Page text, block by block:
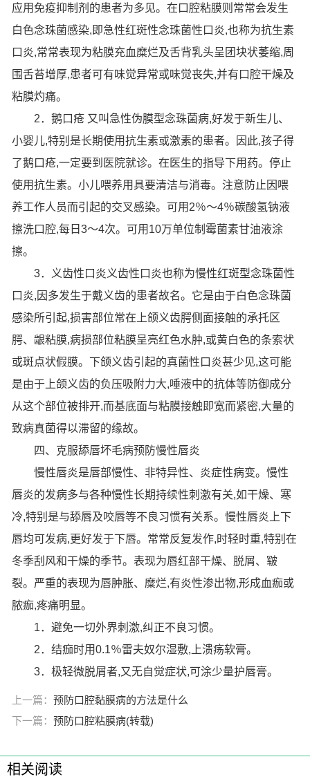
应用免疫抑制剂的患者为多见。在口腔粘膜则常常会发生
白色念珠菌感染,即急性红斑性念珠菌性口炎,也称为抗生素
口炎,常常表现为粘膜充血糜烂及舌背乳头呈团块状萎缩,周
围舌苔增厚,患者可有味觉异常或味觉丧失,并有口腔干燥及
粘膜灼痛。
2．鹅口疮 又叫急性伪膜型念珠菌病,好发于新生儿、
小婴儿,特别是长期使用抗生素或激素的患者。因此,孩子得
了鹅口疮,一定要到医院就诊。在医生的指导下用药。停止
使用抗生素。小儿喂养用具要清洁与消毒。注意防止因喂
养工作人员而引起的交叉感染。可用2％～4％碳酸氢钠液
擦洗口腔,每日3～4次。可用10万单位制霉菌素甘油液涂
擦。
3．义齿性口炎义齿性口炎也称为慢性红斑型念珠菌性
口炎,因多发生于戴义齿的患者故名。它是由于白色念珠菌
感染所引起,损害部位常在上颌义齿腭侧面接触的承托区
腭、龈粘膜,病损部位粘膜呈亮红色水肿,或黄白色的条索状
或斑点状假膜。下颌义齿引起的真菌性口炎甚少见,这可能
是由于上颌义齿的负压吸附力大,唾液中的抗体等防御成分
从这个部位被排开,而基底面与粘膜接触即宽而紧密,大量的
致病真菌得以滞留的缘故。
四、克服舔唇坏毛病预防慢性唇炎
慢性唇炎是唇部慢性、非特异性、炎症性病变。慢性
唇炎的发病多与各种慢性长期持续性刺激有关,如干燥、寒
冷,特别是与舔唇及咬唇等不良习惯有关系。慢性唇炎上下
唇均可发病,更好发于下唇。常常反复发作,时轻时重,特别在
冬季刮风和干燥的季节。表现为唇红部干燥、脱屑、皲
裂。严重的表现为唇肿胀、糜烂,有炎性渗出物,形成血痂或
脓痂,疼痛明显。
1．避免一切外界刺激,纠正不良习惯。
2．结痂时用0.1％雷夫奴尔湿敷,上溃疡软膏。
3．极轻微脱屑者,又无自觉症状,可涂少量护唇膏。
上一篇： 预防口腔黏膜病的方法是什么
下一篇： 预防口腔粘膜病(转载)
相关阅读